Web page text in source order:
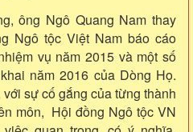
ông Ngô Quang Nam thay
Ngô tộc Việt Nam báo cáo
vụ năm 2015 và một số
năm 2016 của Dòng Họ.
sự cố gắng của từng thành
môn, Hội đồng Ngô tộc VN